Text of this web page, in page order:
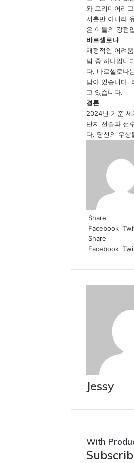
와 프리미어리
서뿐만 아니라
은 이들의 강점
바르셀로나
재정적인 어려
팀 중 하나입니
다. 바르셀로나
남아 있습니다.
고 있습니다.
결론
2024년 기준 세
단지 전술과 선
다. 당신의 우상
Share
Facebook
Share
Facebook
Jessy
With